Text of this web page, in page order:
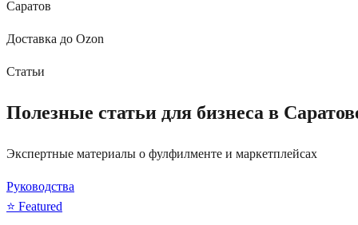
Саратов
Доставка до Ozon
Статьи
Полезные статьи для бизнеса в
Экспертные материалы о фулфилменте и маркетплейсах
Руководства
⭐ Featured